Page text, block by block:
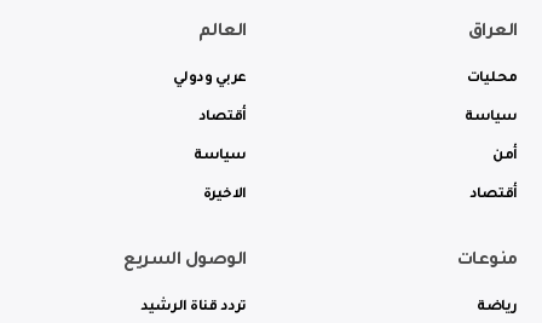
العراق
محليات
سياسة
أمن
أقتصاد
العالم
عربي ودولي
أقتصاد
سياسة
الاخيرة
منوعات
رياضة
الوصول السريع
تردد قناة الرشيد